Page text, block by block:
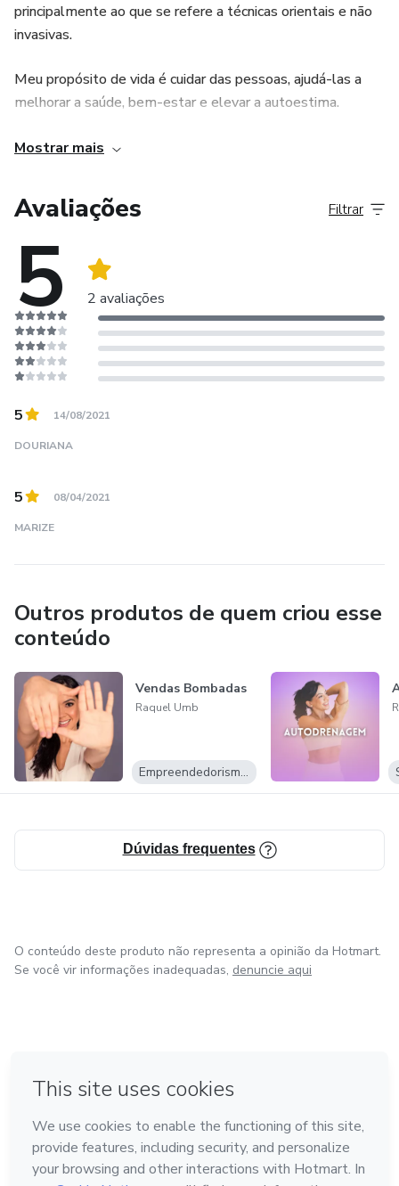
principalmente ao que se refere a técnicas orientais e não
invasivas.
Meu propósito de vida é cuidar das pessoas, ajudá-las a
melhorar a saúde, bem-estar e elevar a autoestima.
Atuo nessa área há 4 anos e hoje somam-se mais de
Aromaterapia. Ganhei notoriedade ao atender algumas
algumas celebridades como: Bruna Griphao, Carol Sampaio,
João Vicente, Kéfera, Lapa Team, Natália Guitler, Sheron
Menezzes, Thalita Rebouças, Thiago Martins.
Mostrar mais
Avaliações
5 2 avaliações
Filtrar
5 14/08/2021
DOURIANA
5 08/04/2021
MARIZE
Outros produtos de quem criou esse
conteúdo
Vendas Bombadas
Raquel Umb
Empreendedorismo Digital
Dúvidas frequentes
O conteúdo deste produto não representa a opinião da Hotmart.
Se você vir informações inadequadas, denuncie aqui
Feito com ❤
em Belo Horizonte